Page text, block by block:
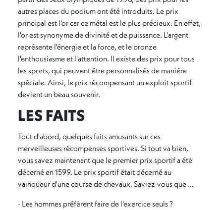
autres places du podium ont été introduits. Le prix
principal est l'or car ce métal est le plus précieux. En effet,
l'or est synonyme de divinité et de puissance. L'argent
représente l'énergie et la force, et le bronze
l'enthousiasme et l'attention. Il existe des prix pour tous
les sports, qui peuvent être personnalisés de manière
spéciale. Ainsi, le prix récompensant un exploit sportif
devient un beau souvenir.
LES FAITS
Tout d'abord, quelques faits amusants sur ces
merveilleuses récompenses sportives. Si tout va bien,
vous savez maintenant que le premier prix sportif a été
décerné en 1599. Le prix sportif était décerné au
vainqueur d'une course de chevaux. Saviez-vous que ...
- Les hommes préfèrent faire de l'exercice seuls ?